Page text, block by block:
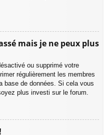
mais je ne peux plus
ou supprimé votre
régulièrement les membres
base de données. Si cela vous
plus investi sur le forum.